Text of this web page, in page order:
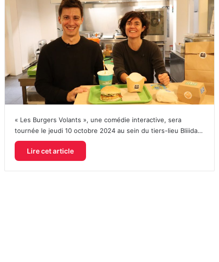
« Les Burgers Volants », une comédie interactive, sera
tournée le jeudi 10 octobre 2024 au sein du tiers-lieu Bliiida…
Lire cet article